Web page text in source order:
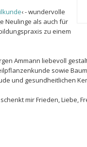
‹ - wundervolle
Neulinge als auch für
zu einem
Ammann liebevoll
sowie
und gesundheitlichen
mir Frieden, Liebe,